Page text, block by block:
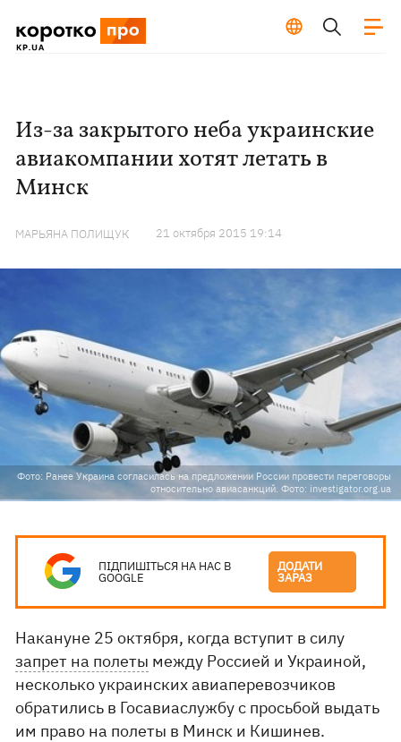
Из-за закрытого неба украинские
авиакомпании хотят летать в
Минск
МАРЬЯНА ПОЛИЩУК 21 октября 2015 19:14
Фото: Ранее Украина согласилась на предложении России провести переговоры
относительно авиасанкций. Фото: investigator.org.ua
ПІДПИШІТЬСЯ НА НАС В
GOOGLE
ДОДАТИ
ЗАРАЗ
Накануне 25 октября, когда вступит в силу
запрет на полеты между Россией и Украиной,
несколько украинских авиаперевозчиков
обратились в Госавиаслужбу с просьбой выдать
им право на полеты в Минск и Кишинев.